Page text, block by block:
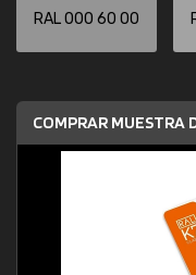
RAL 000 60 00
COMPRAR MUESTRA